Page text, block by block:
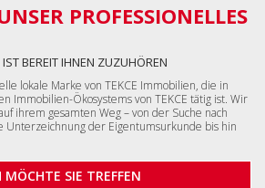
PROFESSIONELLES
BEREIT IHNEN ZUZUHÖREN
lokale Marke von TEKCE Immobilien, die in
Immobilien-Ökosystems von TEKCE tätig ist. Wir
ihrem gesamten Weg – von der Suche nach
Unterzeichnung der Eigentumsurkunde bis hin
MÖCHTE SIE TREFFEN